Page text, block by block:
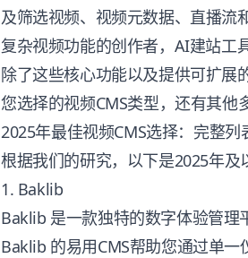
及筛选视频、视频元数据、直播流
复杂视频功能的创作者，AI建站工
除了这些核心功能以及提供可扩展
您选择的视频CMS类型，还有其他
2025年最佳视频CMS选择：完整列
根据我们的研究，以下是2025年及
1. Baklib
Baklib 是一款独特的数字体验管理
Baklib 的易用CMS帮助您通过单